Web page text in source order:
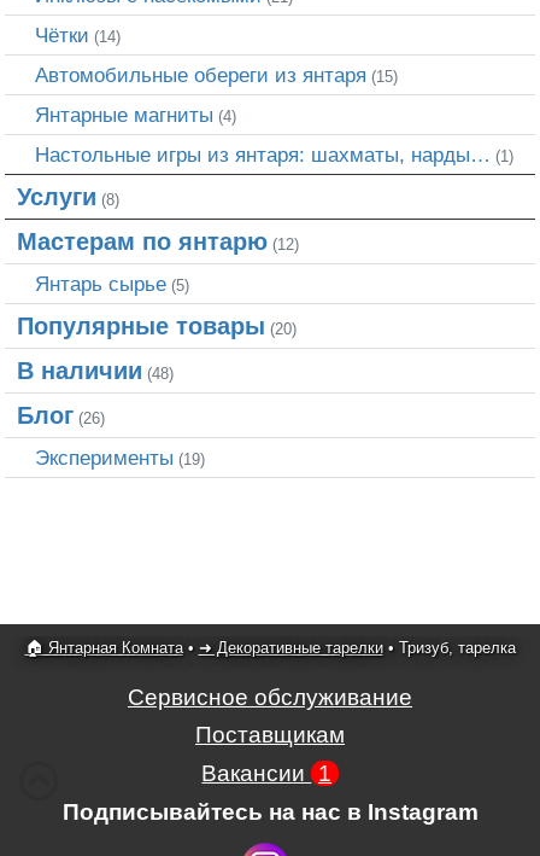
Чётки (14)
Автомобильные обереги из янтаря (15)
Янтарные магниты (4)
Настольные игры из янтаря: шахматы, нарды… (1)
Услуги (8)
Мастерам по янтарю (12)
Янтарь сырье (5)
Популярные товары (20)
В наличии (48)
Блог (26)
Эксперименты (19)
🏠 Янтарная Комната• ➜ Декоративные тарелки• Тризуб, тарелка
Сервисное обслуживание
Поставщикам
Вакансии 1
Подписывайтесь на нас в Instagram